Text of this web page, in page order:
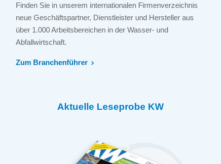
Finden Sie in unserem internationalen Firmenverzeichnis
neue Geschäftspartner, Dienstleister und Hersteller aus
über 1.000 Arbeitsbereichen in der Wasser- und
Abfallwirtschaft.
Zum Branchenführer
Aktuelle Leseprobe KW